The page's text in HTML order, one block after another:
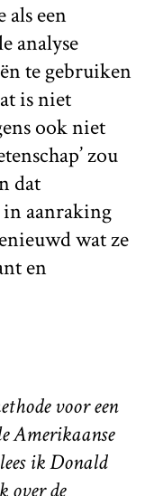
als een
analyse
te gebruiken
is niet
ook niet
zou
dat
aanraking
wat ze
en
voor een
Amerikaanse
ik Donald
over de